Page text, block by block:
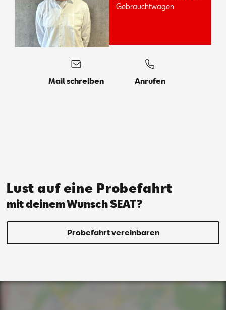
Ge­braucht­wa­gen
Mail schreiben Anrufen
Lust auf eine Probefahrt
mit deinem Wunsch SEAT?
Probefahrt vereinbaren